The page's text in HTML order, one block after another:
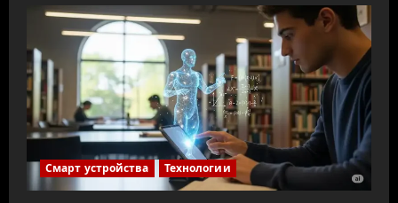
Смарт устройства Технологии